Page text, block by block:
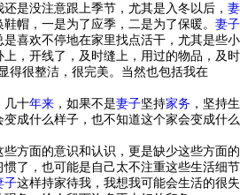
是没注意跟上季节，尤其是入冬以后， 妻
帽，一是为了应季，二是为了保暖。 妻子
喜欢不停地在家里找点活干，尤其是些小
，开线了，及时缝上，用过的物品，及时
得很整洁，很完美。当然也包括我在
几十年来 ，如果不是妻子坚持家务 ，坚持生
变成什么样子，也不知道这个家会变成什么
方面的意识和认识，更是缺少这些方面的
了，也可能是自己太不注重这些生活细节
子这样持家待我，我想我可能会生活的很失